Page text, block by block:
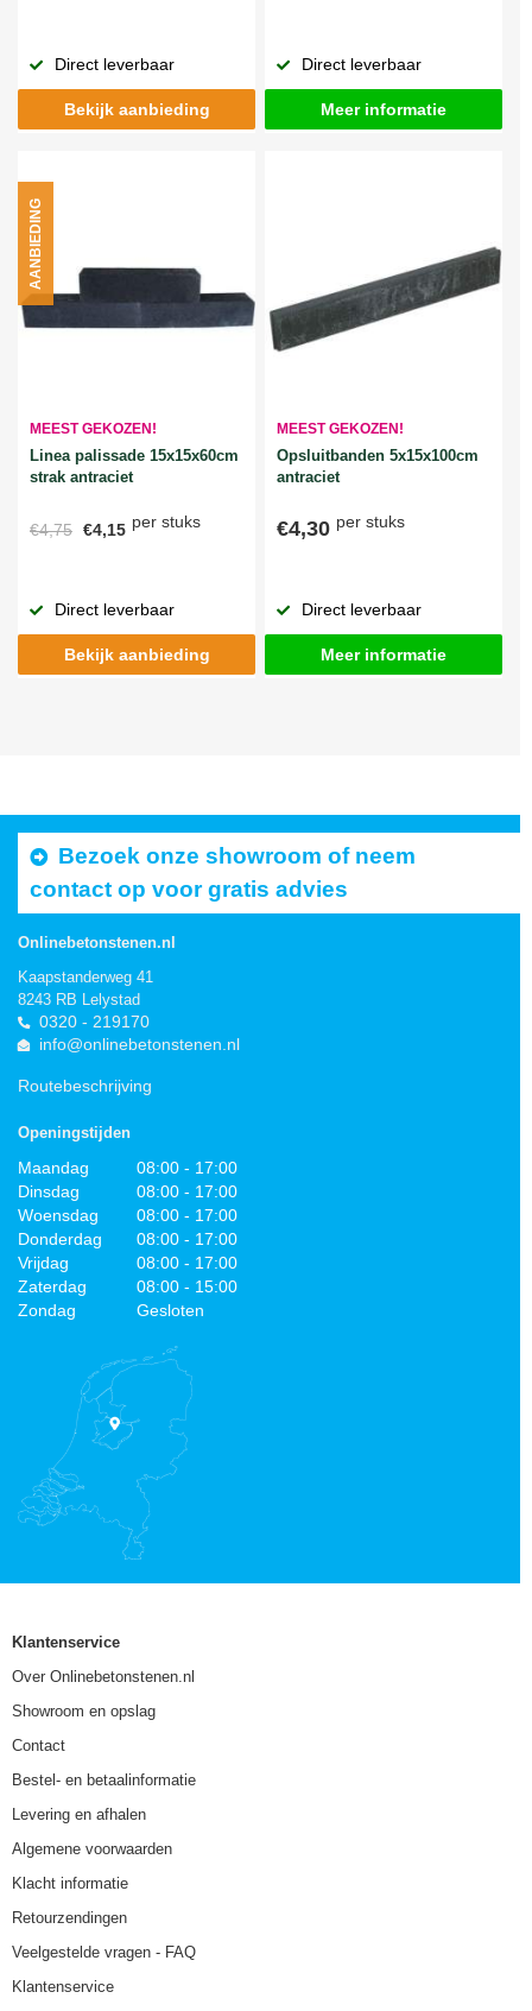
Direct leverbaar
Bekijk aanbieding
Direct leverbaar
Meer informatie
MEEST GEKOZEN!
Linea palissade 15x15x60cm
strak antraciet
€4,75 €4,15 per stuks
AANBIEDING
Direct leverbaar
Bekijk aanbieding
MEEST GEKOZEN!
Opsluitbanden 5x15x100cm
antraciet
€4,30 per stuks
Direct leverbaar
Meer informatie
Bezoek onze showroom of neem
contact op voor gratis advies
Onlinebetonstenen.nl
Kaapstanderweg 41
8243 RB Lelystad
0320 - 219170
info@onlinebetonstenen.nl
Routebeschrijving
Openingstijden
Maandag
08:00 - 17:00
Dinsdag
08:00 - 17:00
Woensdag
08:00 - 17:00
Donderdag
08:00 - 17:00
Vrijdag
08:00 - 17:00
Zaterdag
08:00 - 15:00
Zondag
Gesloten
Klantenservice
Over Onlinebetonstenen.nl
Showroom en opslag
Contact
Bestel- en betaalinformatie
Levering en afhalen
Algemene voorwaarden
Klacht informatie
Retourzendingen
Veelgestelde vragen - FAQ
Klantenservice